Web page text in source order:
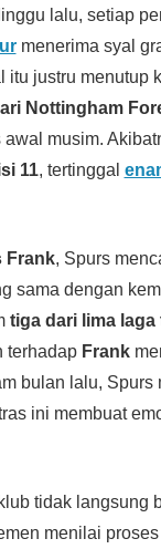
lalu, setiap
menerima syal
itu justru menutup
Nottingham
musim.
11, tertinggal
Frank, Spurs
sama dengan
tiga dari lima laga
terhadap Frank
bulan lalu, Spurs
ini membuat
tidak langsung
menilai